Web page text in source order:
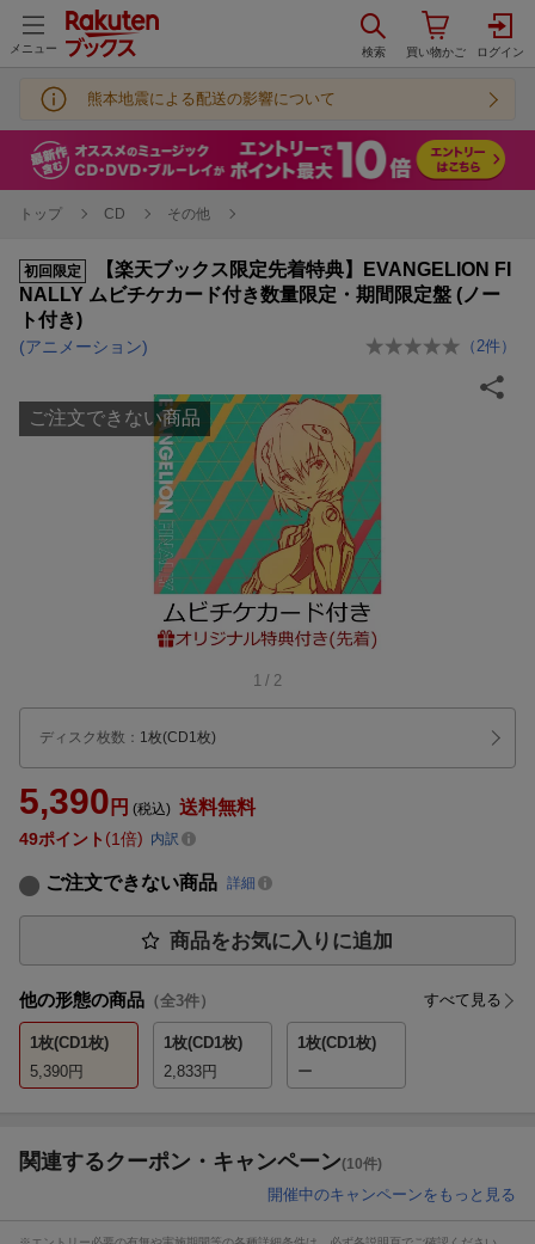
メニュー
熊本地震による配送の影響について
トップ CD その他
初回限定
【楽天ブックス限定先着特典】EVANGELION FI
NALLY ムビチケカード付き数量限定・期間限定盤 (ノー
ト付き)
(アニメーション) （ 2件）
ご注文できない商品
1 / 2
ディスク枚数 ： 1枚(CD1枚)
5,390 円 (税込) 送料無料
49ポイント 1倍 内訳
ご注文できない商品 詳細
商品をお気に入りに追加
他の形態の商品 （全3件） すべて見る
1枚(CD1枚)
5,390円
1枚(CD1枚)
2,833円
1枚(CD1枚)
ー
関連するクーポン・キャンペーン(10件)
開催中のキャンペーンをもっと見る